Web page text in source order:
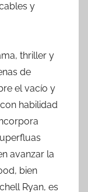
y
thriller y
de
el vacío y
habilidad
avanzar la
bien
Ryan, es